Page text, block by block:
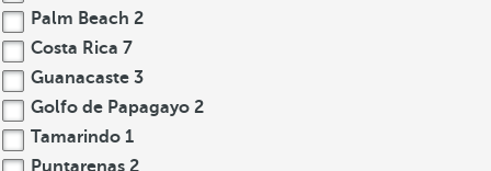
Palm Beach 2
Costa Rica 7
Guanacaste 3
Golfo de Papagayo 2
Tamarindo 1
Puntarenas 2